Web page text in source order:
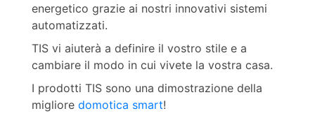
energetico grazie ai nostri innovativi sistemi
automatizzati.
TIS vi aiuterà a definire il vostro stile e a
cambiare il modo in cui vivete la vostra casa.
I prodotti TIS sono una dimostrazione della
migliore domotica smart!